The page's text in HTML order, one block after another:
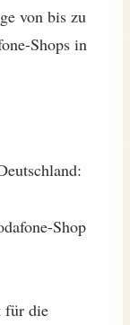
von bis zu
Shops in
Shop
für die